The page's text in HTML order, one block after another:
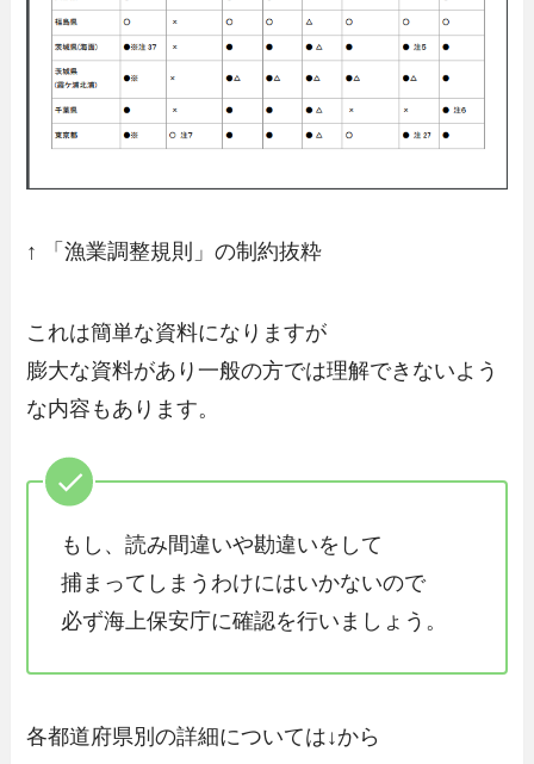
↑ 「漁業調整規則」の制約抜粋
これは簡単な資料になりますが
膨大な資料があり一般の方では理解できないよう
な内容もあります。
もし、読み間違いや勘違いをして
捕まってしまうわけにはいかないので
必ず海上保安庁に確認を行いましょう。
各都道府県別の詳細については↓から